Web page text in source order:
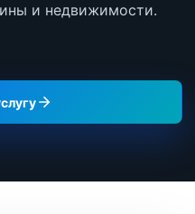
и недвижимости.